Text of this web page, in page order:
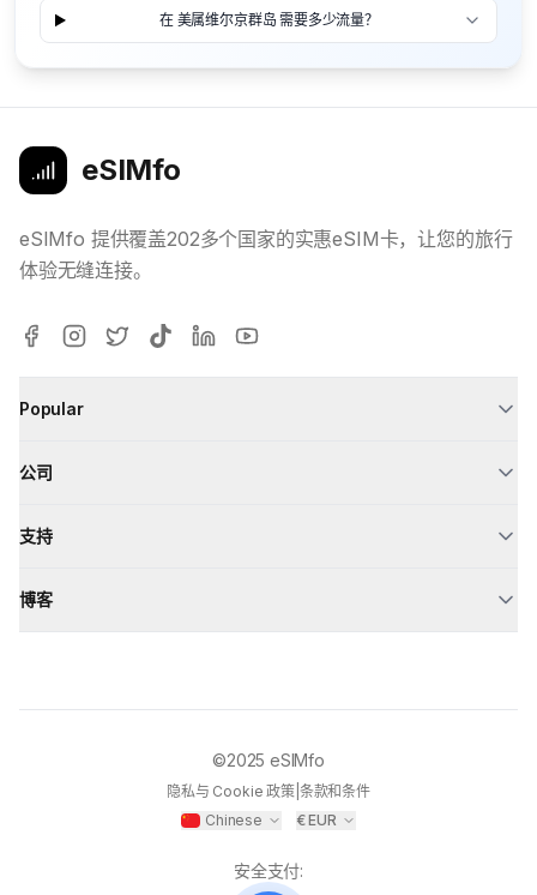
在 美属维尔京群岛 需要多少流量？
eSIMfo
eSIMfo 提供覆盖202多个国家的实惠eSIM卡，让您的旅行
体验无缝连接。
Popular
公司
支持
博客
©2025 eSIMfo
隐私与 Cookie 政策| 条款和条件
Chinese
€EUR
安全支付: